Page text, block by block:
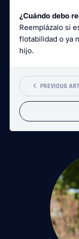
¿Cuándo debo
Reemplázalo si
flotabilidad o ya
hijo.
PREVIOUS